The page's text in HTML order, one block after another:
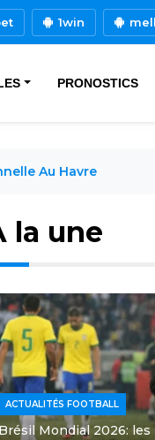
1win
PRONOSTICS
Au Havre
la une
ACTUALITÉS FOOTBALL
Brésil Mondial 2026: les